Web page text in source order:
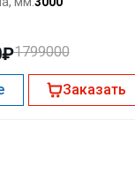
1799000
Заказать